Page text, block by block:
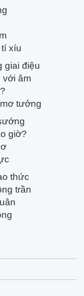
xíu
giai điệu
với âm
tưởng
giờ?
thức
trần